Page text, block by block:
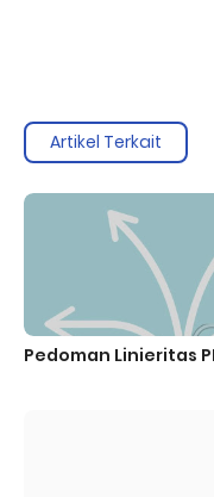
Artikel Terkait
Pedoman Linieritas